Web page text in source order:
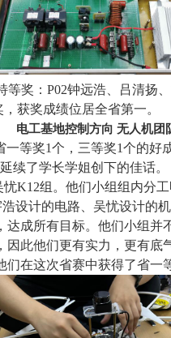
等奖：P02钟远浩、吕清扬
获奖成绩位居全省第一。
电工基地控制方向 无人机团
等奖1个，三等奖1个的好
延续了学长学姐创下的佳话。
忧K12组。他们小组组内分
设计的电路、吴忧设计的
成所有目标。他们小组并
因此他们更有实力，更有
在这次省赛中获得了省一